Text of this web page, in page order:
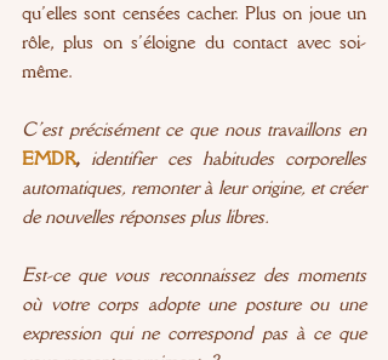
qu’elles sont censées cacher. Plus on joue un
rôle, plus on s’éloigne du contact avec soi-
même.
C’est précisément ce que nous travaillons en
EMDR, identifier ces habitudes corporelles
automatiques, remonter à leur origine, et créer
de nouvelles réponses plus libres.
Est-ce que vous reconnaissez des moments
où votre corps adopte une posture ou une
expression qui ne correspond pas à ce que